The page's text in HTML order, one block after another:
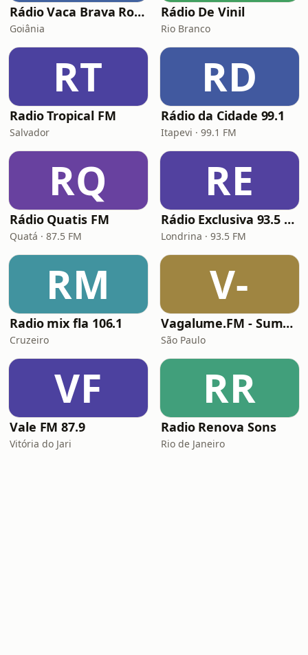
Rádio Vaca Brava Rock
Goiânia
Rádio De Vinil
Rio Branco
RT
Radio Tropical FM
Salvador
RD
Rádio da Cidade 99.1
Itapevi · 99.1 FM
RQ
Rádio Quatis FM
Quatá · 87.5 FM
RE
Rádio Exclusiva 93.5 FM
Londrina · 93.5 FM
RM
Radio mix fla 106.1
Cruzeiro
V-
Vagalume.FM - Summer
São Paulo
VF
Vale FM 87.9
Vitória do Jari
RR
Radio Renova Sons
Rio de Janeiro